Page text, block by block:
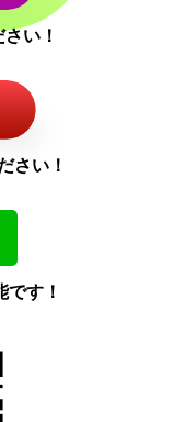
い！
さい！
す！